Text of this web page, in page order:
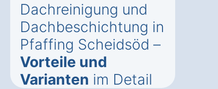
Dachreinigung und
Dachbeschichtung in
Pfaffing Scheidsöd –
Vorteile und
Varianten im Detail